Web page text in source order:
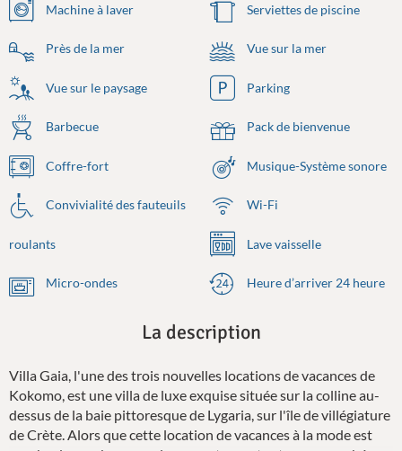
Machine à laver Serviettes de piscine
Près de la mer Vue sur la mer
Vue sur le paysage Parking
Barbecue Pack de bienvenue
Coffre-fort Musique-Système sonore
Convivialité des fauteuils
roulants
Wi-Fi
Lave vaisselle
Micro-ondes Heure d’arriver 24 heure
La description
Villa Gaia, l'une des trois nouvelles locations de vacances de
Kokomo, est une villa de luxe exquise située sur la colline au-
dessus de la baie pittoresque de Lygaria, sur l'île de villégiature
de Crète. Alors que cette location de vacances à la mode est